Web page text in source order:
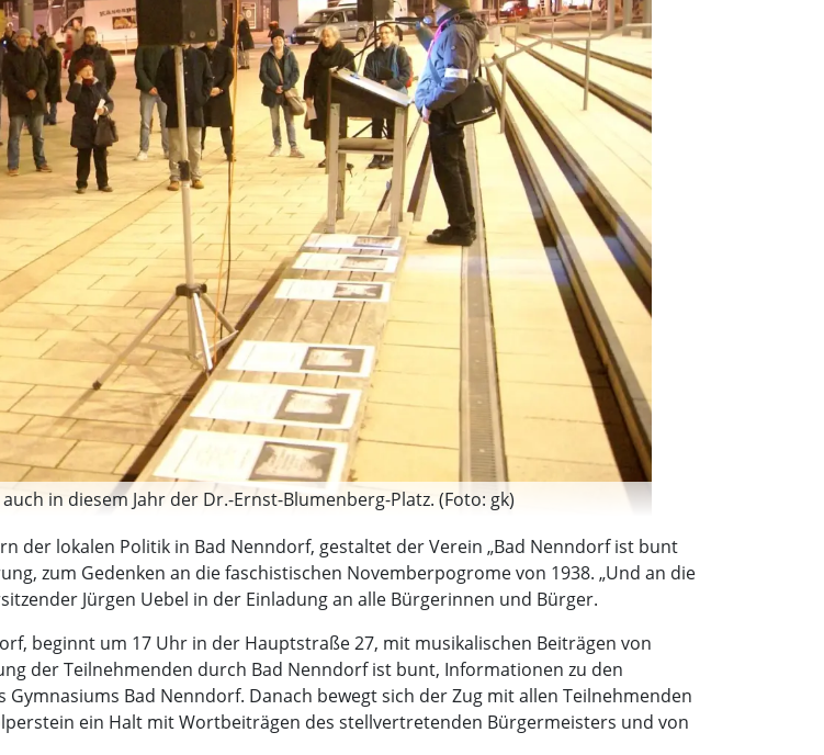
in diesem Jahr der Dr.-Ernst-Blumenberg-Platz. (Foto: gk)
der lokalen Politik in Bad Nenndorf, gestaltet der Verein „Bad Nenndorf ist bunt
zum Gedenken an die faschistischen Novemberpogrome von 1938. „Und an die
Jürgen Uebel in der Einladung an alle Bürgerinnen und Bürger.
beginnt um 17 Uhr in der Hauptstraße 27, mit musikalischen Beiträgen von
der Teilnehmenden durch Bad Nenndorf ist bunt, Informationen zu den
Bad Nenndorf. Danach bewegt sich der Zug mit allen Teilnehmenden
ein Halt mit Wortbeiträgen des stellvertretenden Bürgermeisters und von